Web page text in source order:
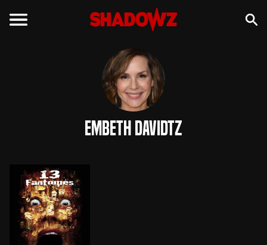
Embeth Davidtz